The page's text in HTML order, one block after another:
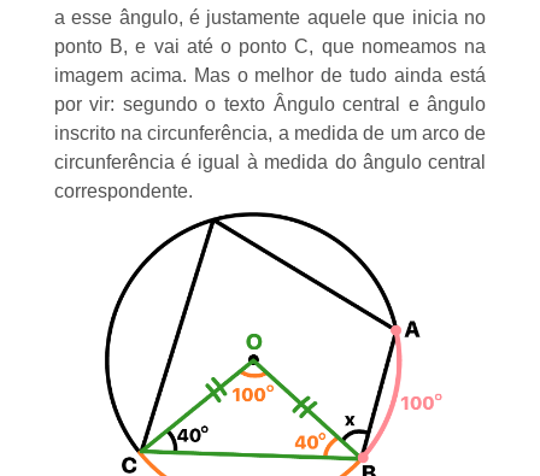
a esse ângulo, é justamente aquele que inicia no
ponto B, e vai até o ponto C, que nomeamos na
imagem acima. Mas o melhor de tudo ainda está
por vir: segundo o texto Ângulo central e ângulo
inscrito na circunferência, a medida de um arco de
circunferência é igual à medida do ângulo central
correspondente.